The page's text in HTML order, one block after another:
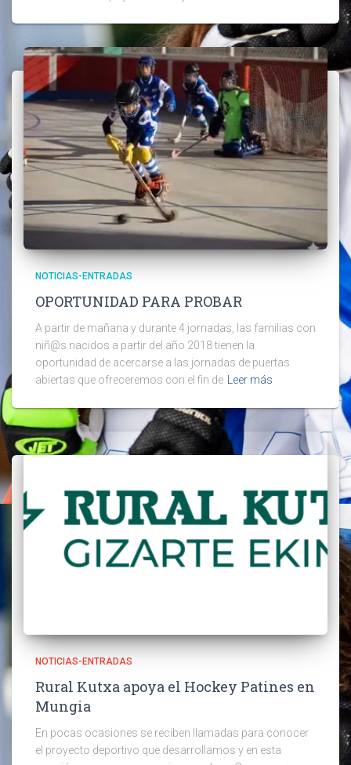
NOTICIAS-ENTRADAS
OPORTUNIDAD PARA PROBAR
A partir de mañana y durante 4 jornadas, las familias con
niñ@s nacidos a partir del año 2018 tienen la
oportunidad de acercarse a las jornadas de puertas
abiertas que ofreceremos con el fin de Leer más
NOTICIAS-ENTRADAS
Rural Kutxa apoya el Hockey Patines en
Mungia
En pocas ocasiones se reciben llamadas para conocer
el proyecto deportivo que desarrollamos y en esta